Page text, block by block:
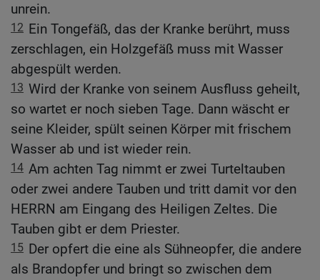
unrein.
12 Ein Tongefäß, das der Kranke berührt, muss
zerschlagen, ein Holzgefäß muss mit Wasser
abgespült werden.
13 Wird der Kranke von seinem Ausfluss geheilt,
so wartet er noch sieben Tage. Dann wäscht er
seine Kleider, spült seinen Körper mit frischem
Wasser ab und ist wieder rein.
14 Am achten Tag nimmt er zwei Turteltauben
oder zwei andere Tauben und tritt damit vor den
HERRN am Eingang des Heiligen Zeltes. Die
Tauben gibt er dem Priester.
15 Der opfert die eine als Sühneopfer, die andere
als Brandopfer und bringt so zwischen dem